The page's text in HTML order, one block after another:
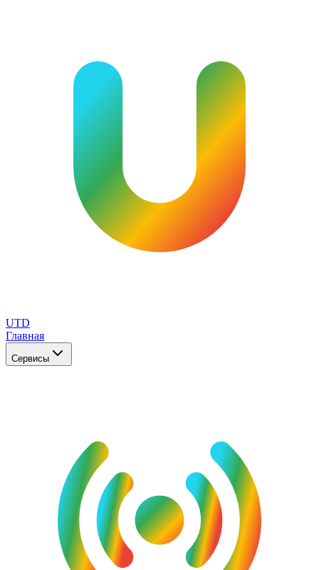
UTD
Главная
Сервисы